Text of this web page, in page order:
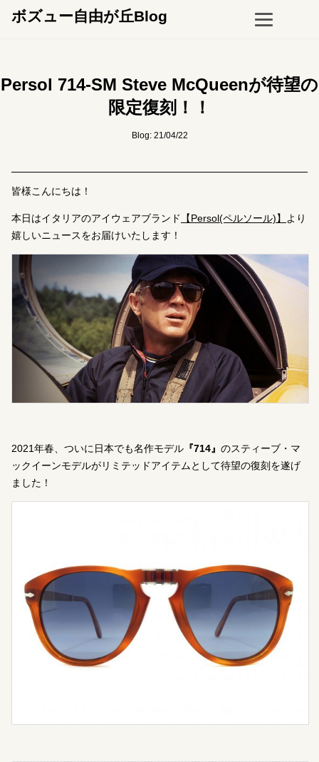
ボズュー自由が丘Blog
Persol 714-SM Steve McQueenが待望の
限定復刻！！
Blog: 21/04/22
皆様こんにちは！
本日はイタリアのアイウェアブランド 【Persol(ペルソール)】
より
嬉しいニュースをお届けいたします！
2021年春、ついに日本でも名作モデル 『714』 のスティーブ・マ
ックイーンモデルがリミテッドアイテムとして待望の復刻を遂げ
ました！